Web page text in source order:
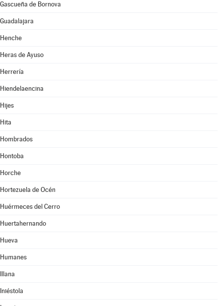
Gascueña de Bornova
Guadalajara
Henche
Heras de Ayuso
Herrería
Hiendelaencina
Hijes
Hita
Hombrados
Hontoba
Horche
Hortezuela de Océn
Huérmeces del Cerro
Huertahernando
Hueva
Humanes
Illana
Iniéstola